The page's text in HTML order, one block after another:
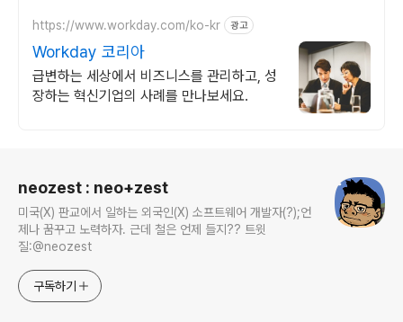
https://www.workday.com/ko-kr 광고
Workday 코리아
급변하는 세상에서 비즈니스를 관리하고, 성
장하는 혁신기업의 사례를 만나보세요.
neozest : neo+zest
미국(X) 판교에서 일하는 외국인(X) 소프트웨어 개발자(?);언
제나 꿈꾸고 노력하자. 근데 철은 언제 들지?? 트윗
질:@neozest
구독하기